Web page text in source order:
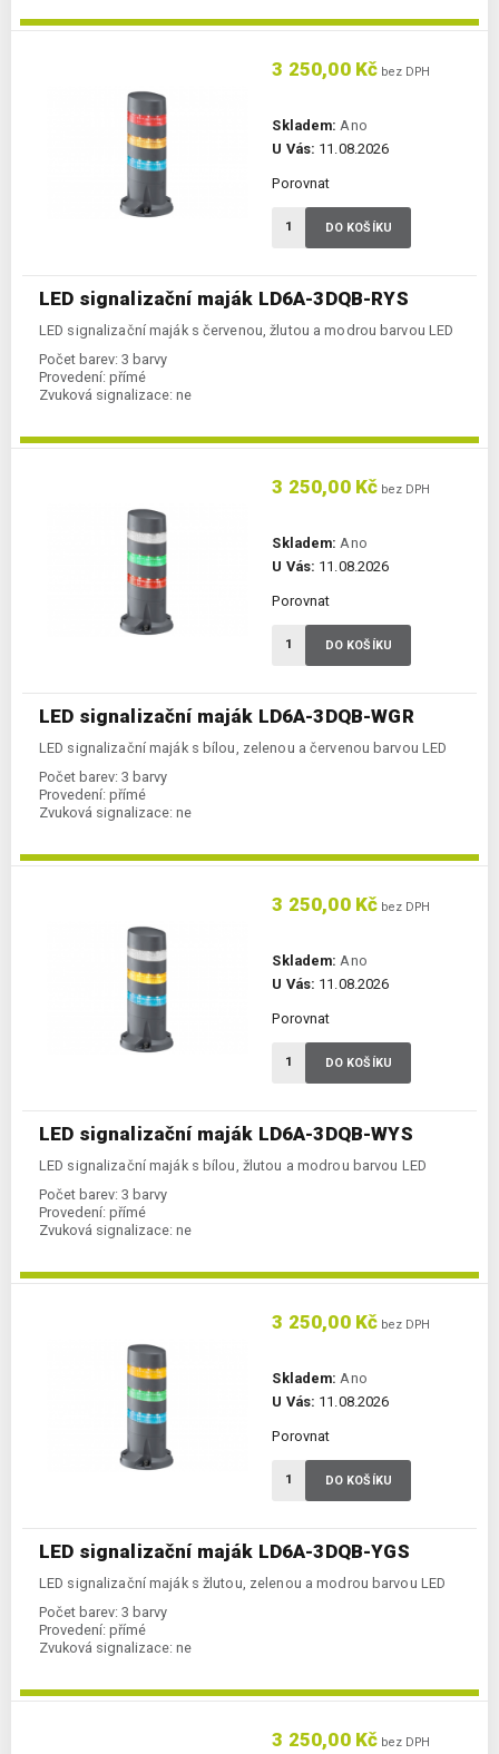
LED signalizační maják LD6A-3DQB-RYS
LED signalizační maják s červenou, žlutou a modrou barvou LED
Počet barev: 3 barvy
Provedení: přímé
Zvuková signalizace: ne
3 250,00 Kč bez DPH
Skladem: Ano
U Vás: 11.08.2026
Porovnat
DO KOŠÍKU
LED signalizační maják LD6A-3DQB-WGR
LED signalizační maják s bílou, zelenou a červenou barvou LED
Počet barev: 3 barvy
Provedení: přímé
Zvuková signalizace: ne
3 250,00 Kč bez DPH
Skladem: Ano
U Vás: 11.08.2026
Porovnat
DO KOŠÍKU
LED signalizační maják LD6A-3DQB-WYS
LED signalizační maják s bílou, žlutou a modrou barvou LED
Počet barev: 3 barvy
Provedení: přímé
Zvuková signalizace: ne
3 250,00 Kč bez DPH
Skladem: Ano
U Vás: 11.08.2026
Porovnat
DO KOŠÍKU
LED signalizační maják LD6A-3DQB-YGS
LED signalizační maják s žlutou, zelenou a modrou barvou LED
Počet barev: 3 barvy
Provedení: přímé
Zvuková signalizace: ne
3 250,00 Kč bez DPH
Skladem: Ano
U Vás: 11.08.2026
Porovnat
DO KOŠÍKU
3 250,00 Kč bez DPH